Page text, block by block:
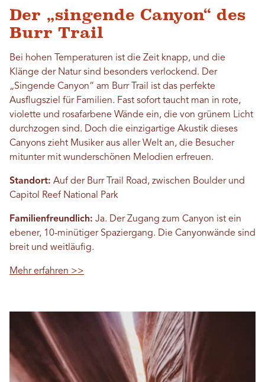
Der „singende Canyon“ des
Burr Trail
Bei hohen Temperaturen ist die Zeit knapp, und die
Klänge der Natur sind besonders verlockend. Der
„Singende Canyon“ am Burr Trail ist das perfekte
Ausflugsziel für Familien. Fast sofort taucht man in rote,
violette und rosafarbene Wände ein, die von grünem Licht
durchzogen sind. Doch die einzigartige Akustik dieses
Canyons zieht Musiker aus aller Welt an, die Besucher
mitunter mit wunderschönen Melodien erfreuen.
Standort: Auf der Burr Trail Road, zwischen Boulder und
Capitol Reef National Park
Familienfreundlich: Ja. Der Zugang zum Canyon ist ein
ebener, 10-minütiger Spaziergang. Die Canyonwände sind
breit und weitläufig.
Mehr erfahren >>